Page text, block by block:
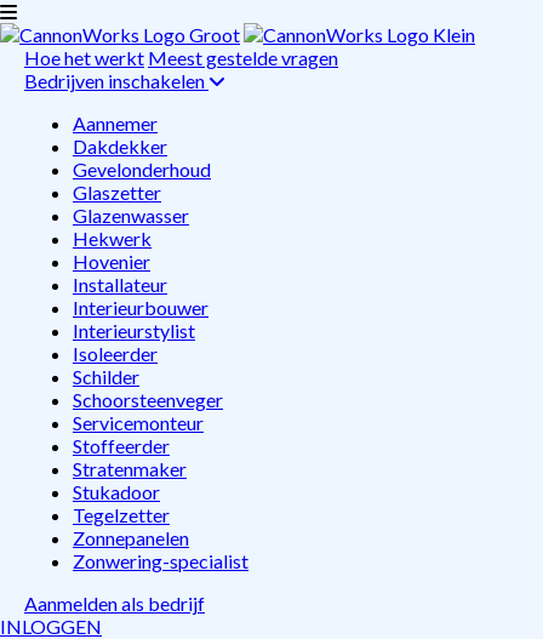
Hoe het werkt Meest gestelde vragen
Bedrijven inschakelen
Aannemer
Dakdekker
Gevelonderhoud
Glaszetter
Glazenwasser
Hekwerk
Hovenier
Installateur
Interieurbouwer
Interieurstylist
Isoleerder
Schilder
Schoorsteenveger
Servicemonteur
Stoffeerder
Stratenmaker
Stukadoor
Tegelzetter
Zonnepanelen
Zonwering-specialist
Aanmelden als bedrijf
INLOGGEN